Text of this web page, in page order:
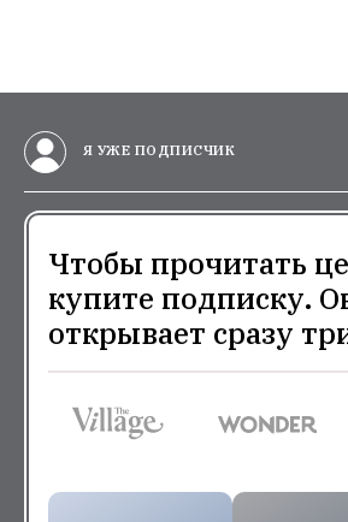
Я УЖЕ ПОДПИСЧИК
Чтобы прочитать
купите подписку.
открывает сразу